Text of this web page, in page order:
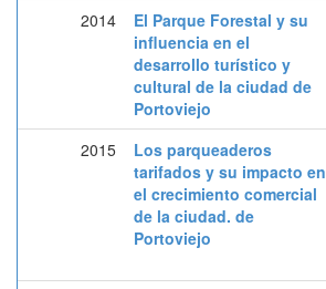
2014
El Parque Forestal y su
influencia en el
desarrollo turístico y
cultural de la ciudad de
Portoviejo
2015
Los parqueaderos
tarifados y su impacto en
el crecimiento comercial
de la ciudad. de
Portoviejo